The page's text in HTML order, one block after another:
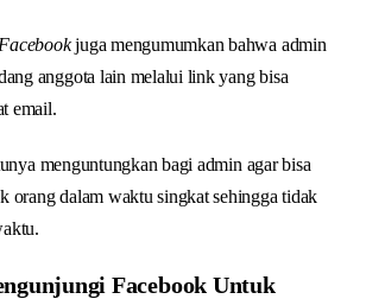
Facebookjuga mengumumkan bahwa admin
anggota lain melalui link yang bisa
email.
menguntungkan bagi admin agar bisa
orang dalam waktu singkat sehingga tidak
Facebook Untuk